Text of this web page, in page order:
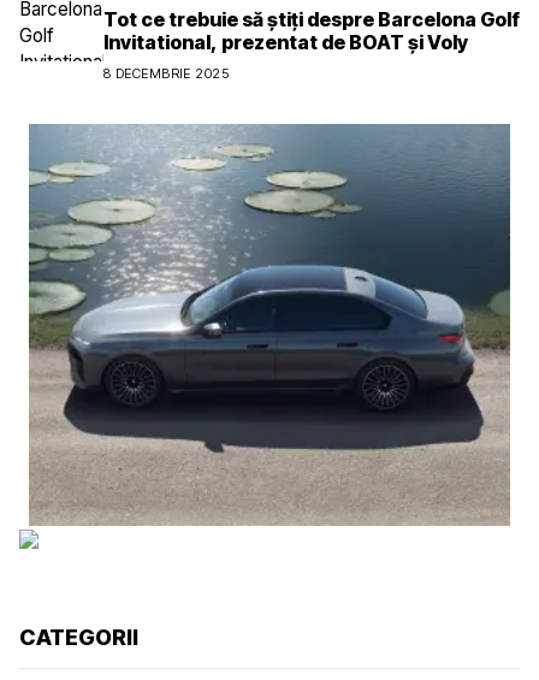
Tot ce trebuie să știți despre Barcelona Golf
Invitational, prezentat de BOAT și Voly
8 DECEMBRIE 2025
CATEGORII